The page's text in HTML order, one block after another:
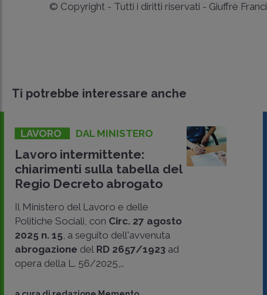
© Copyright - Tutti i diritti riservati - Giuffrè
Ti potrebbe interessare anche
LAVORO DAL MINISTERO
Lavoro intermittente:
chiarimenti sulla tabella del
Regio Decreto abrogato
Il Ministero del Lavoro e delle
Politiche Sociali, con Circ. 27 agosto
2025 n. 15, a seguito dell'avvenuta
abrogazione del RD 2657/1923 ad
opera della L. 56/2025,..